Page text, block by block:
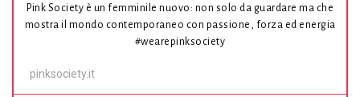
Pink Society è un femminile nuovo: non solo da guardare ma che
mostra il mondo contemporaneo con passione, forza ed energia
#wearepinksociety
pinksociety.it